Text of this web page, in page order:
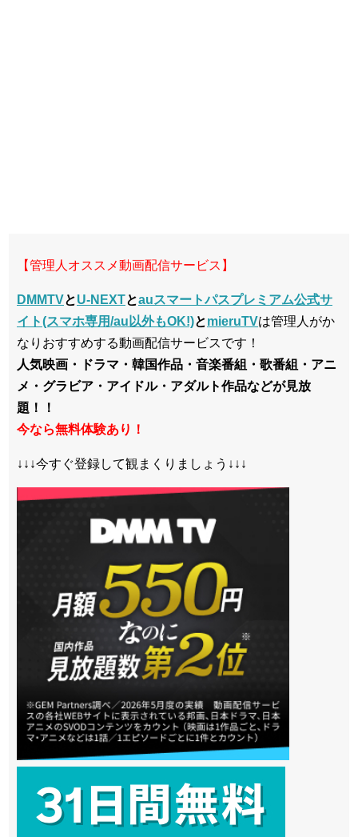
【管理人オススメ動画配信サービス】
DMMTVとU-NEXTとauスマートパスプレミアム公式サ
イト(スマホ専用/au以外もOK!)とmieruTVは管理人がか
なりおすすめする動画配信サービスです！
人気映画・ドラマ・韓国作品・音楽番組・歌番組・アニ
メ・グラビア・アイドル・アダルト作品などが見放
題！！
今なら無料体験あり！
↓↓↓今すぐ登録して観まくりましょう↓↓↓